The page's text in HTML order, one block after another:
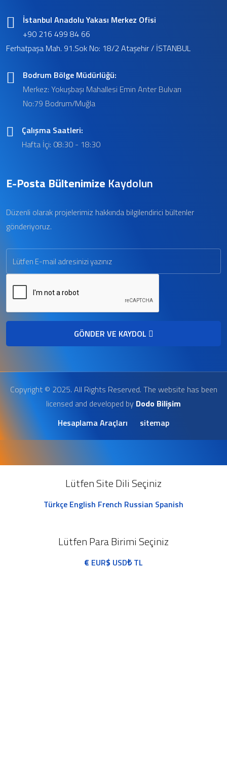
İstanbul Anadolu Yakası Merkez Ofisi
+90 216 499 84 66
Ferhatpaşa Mah. 91.Sok No: 18/2 Ataşehir / İSTANBUL
Bodrum Bölge Müdürlüğü:
Merkez: Yokuşbaşı Mahallesi Emin Anter Bulvarı
No:79 Bodrum/Muğla
Çalışma Saatleri:
Hafta İçi: 08:30 - 18:30
E-Posta Bültenimize Kaydolun
Düzenli olarak projelerimiz hakkında bilgilendirici bültenler
gönderiyoruz.
GÖNDER VE KAYDOL
Copyright © 2025. All Rights Reserved. The website has been
licensed and developed by Dodo Bilişim
Hesaplama Araçları
sitemap
Lütfen Site Dili Seçiniz
Türkçe English French Russian Spanish
Lütfen Para Birimi Seçiniz
€ EUR$ USD₺TL